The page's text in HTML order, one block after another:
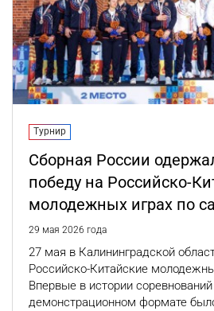
Турнир
Сборная России
победу на Российско-
молодежных играх по
29 мая 2026 года
27 мая в Калининградской
Российско-Китайские
Впервые в истории
демонстрационном формате